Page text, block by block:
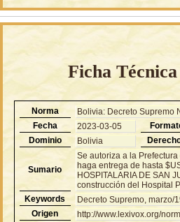
Ficha
Norma
Bolivia: Decreto Supremo
Fecha
2023-03-05
Dominio
Bolivia
Sumario
Se autoriza a la
haga entrega de hasta
HOSPITALARIA DE SAN
construcción del Hospital
Keywords
Decreto Supremo, marzo/
Origen
http://www.lexivox.org/